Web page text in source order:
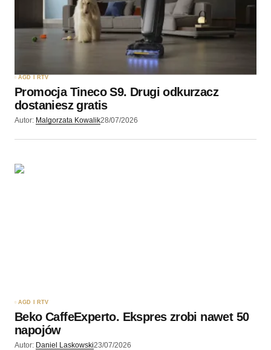
AGD I RTV
Promocja Tineco S9. Drugi odkurzacz
dostaniesz gratis
Autor: Malgorzata Kowalik28/07/2026
AGD I RTV
Beko CaffeExperto. Ekspres zrobi nawet 50
napojów
Autor: Daniel Laskowski23/07/2026